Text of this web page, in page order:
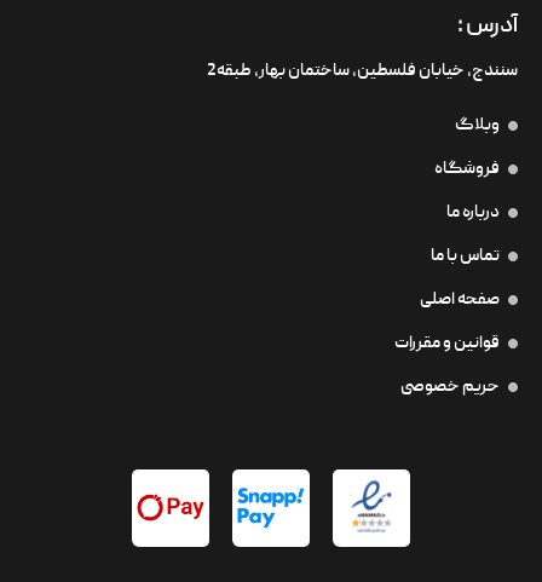
آدرس :
سنندج، خیابان فلسطین،‌ ساختمان بهار، طبقه2
وبلاگ
فروشگاه
درباره ما
تماس با ما
صفحه اصلی
قوانین و مقررات
حریم خصوصی